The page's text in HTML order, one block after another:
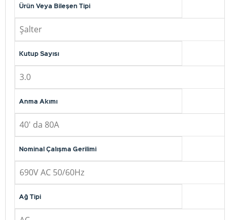
Ürün Veya Bileşen Tipi
Şalter
Kutup Sayısı
3.0
Anma Akımı
40' da 80A
Nominal Çalışma Gerilimi
690V AC 50/60Hz
Ağ Tipi